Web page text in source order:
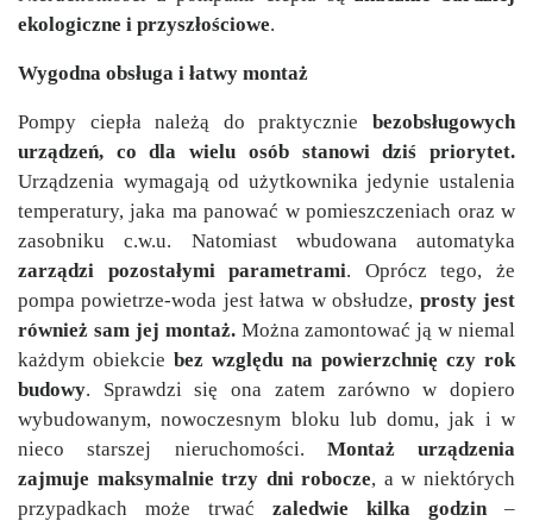
ekologiczne i przyszłościowe.
Wygodna obsługa i łatwy montaż
Pompy ciepła należą do praktycznie bezobsługowych
urządzeń, co dla wielu osób stanowi dziś priorytet.
Urządzenia wymagają od użytkownika jedynie ustalenia
temperatury, jaka ma panować w pomieszczeniach oraz w
zasobniku c.w.u. Natomiast wbudowana automatyka
zarządzi pozostałymi parametrami. Oprócz tego, że
pompa powietrze-woda jest łatwa w obsłudze, prosty jest
również sam jej montaż. Można zamontować ją w niemal
każdym obiekcie bez względu na powierzchnię czy rok
budowy. Sprawdzi się ona zatem zarówno w dopiero
wybudowanym, nowoczesnym bloku lub domu, jak i w
nieco starszej nieruchomości. Montaż urządzenia
zajmuje maksymalnie trzy dni robocze, a w niektórych
przypadkach może trwać zaledwie kilka godzin –